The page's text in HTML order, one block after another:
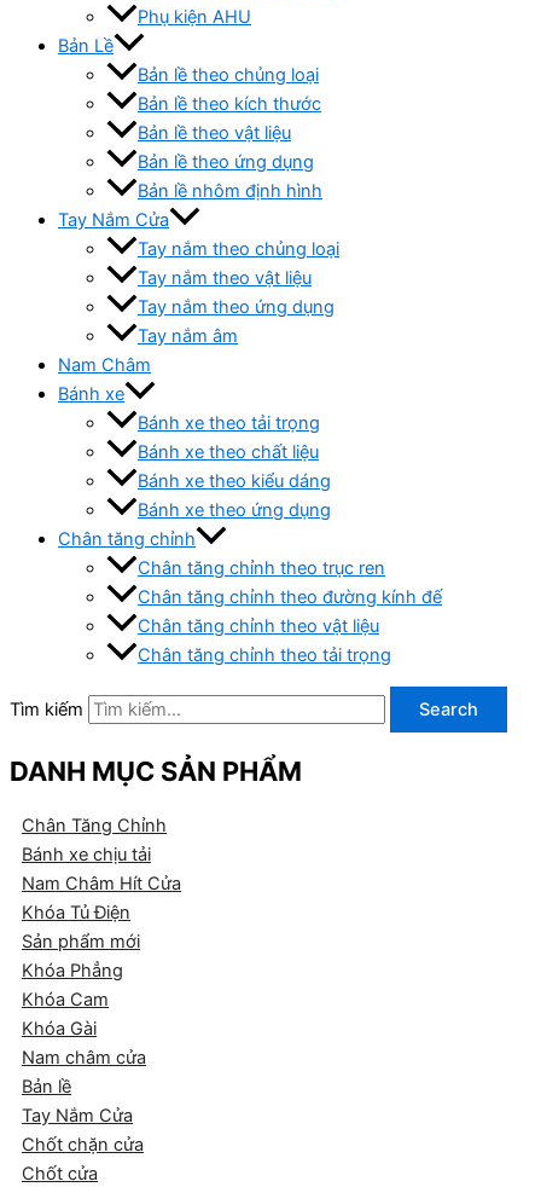
Phụ kiện AHU
Bản Lề
Bản lề theo chủng loại
Bản lề theo kích thước
Bản lề theo vật liệu
Bản lề theo ứng dụng
Bản lề nhôm định hình
Tay Nắm Cửa
Tay nắm theo chủng loại
Tay nắm theo vật liệu
Tay nắm theo ứng dụng
Tay nắm âm
Nam Châm
Bánh xe
Bánh xe theo tải trọng
Bánh xe theo chất liệu
Bánh xe theo kiểu dáng
Bánh xe theo ứng dụng
Chân tăng chỉnh
Chân tăng chỉnh theo trục ren
Chân tăng chỉnh theo đường kính đế
Chân tăng chỉnh theo vật liệu
Chân tăng chỉnh theo tải trọng
Tìm kiếm Search
DANH MỤC SẢN PHẨM
Chân Tăng Chỉnh
Bánh xe chịu tải
Nam Châm Hít Cửa
Khóa Tủ Điện
Sản phẩm mới
Khóa Phẳng
Khóa Cam
Khóa Gài
Nam châm cửa
Bản lề
Tay Nắm Cửa
Chốt chặn cửa
Chốt cửa